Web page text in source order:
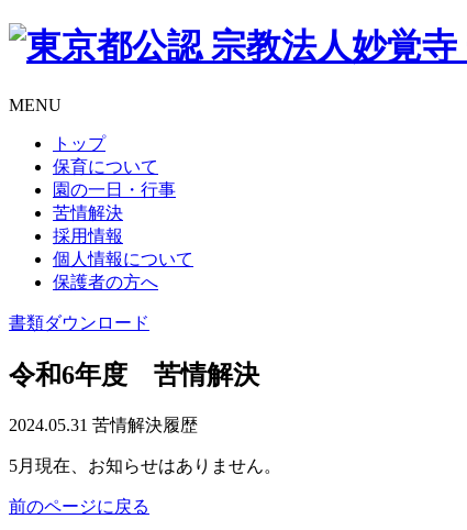
MENU
トップ
保育について
園の一日・行事
苦情解決
採用情報
個人情報について
保護者の方へ
書類ダウンロード
令和6年度 苦情解決
2024.05.31 苦情解決履歴
5月現在、お知らせはありません。
前のページに戻る